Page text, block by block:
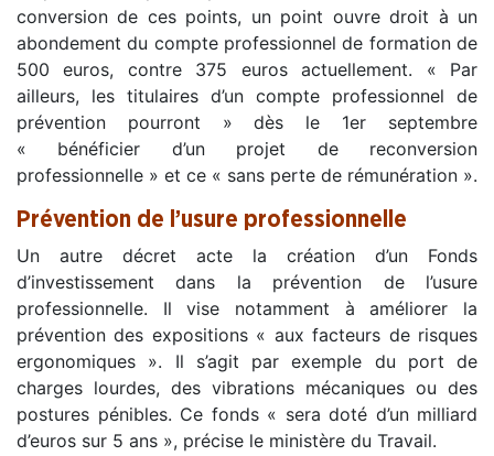
conversion de ces points, un point ouvre droit à un
abondement du compte professionnel de formation de
500 euros, contre 375 euros actuellement. « Par
ailleurs, les titulaires d’un compte professionnel de
prévention pourront » dès le 1er septembre
« bénéficier d’un projet de reconversion
professionnelle » et ce « sans perte de rémunération ».
Prévention de l’usure professionnelle
Un autre décret acte la création d’un Fonds
d’investissement dans la prévention de l’usure
professionnelle. Il vise notamment à améliorer la
prévention des expositions « aux facteurs de risques
ergonomiques ». Il s’agit par exemple du port de
charges lourdes, des vibrations mécaniques ou des
postures pénibles. Ce fonds « sera doté d’un milliard
d’euros sur 5 ans », précise le ministère du Travail.